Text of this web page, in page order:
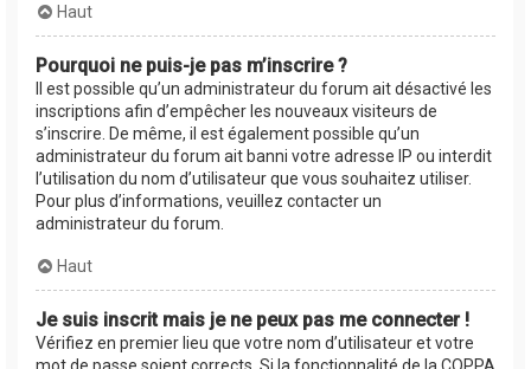
Haut
Pourquoi ne puis-je pas m’inscrire ?
Il est possible qu’un administrateur du forum ait désactivé les
inscriptions afin d’empêcher les nouveaux visiteurs de
s’inscrire. De même, il est également possible qu’un
administrateur du forum ait banni votre adresse IP ou interdit
l’utilisation du nom d’utilisateur que vous souhaitez utiliser.
Pour plus d’informations, veuillez contacter un
administrateur du forum.
Haut
Je suis inscrit mais je ne peux pas me connecter !
Vérifiez en premier lieu que votre nom d’utilisateur et votre
mot de passe soient corrects. Si la fonctionnalité de la COPPA